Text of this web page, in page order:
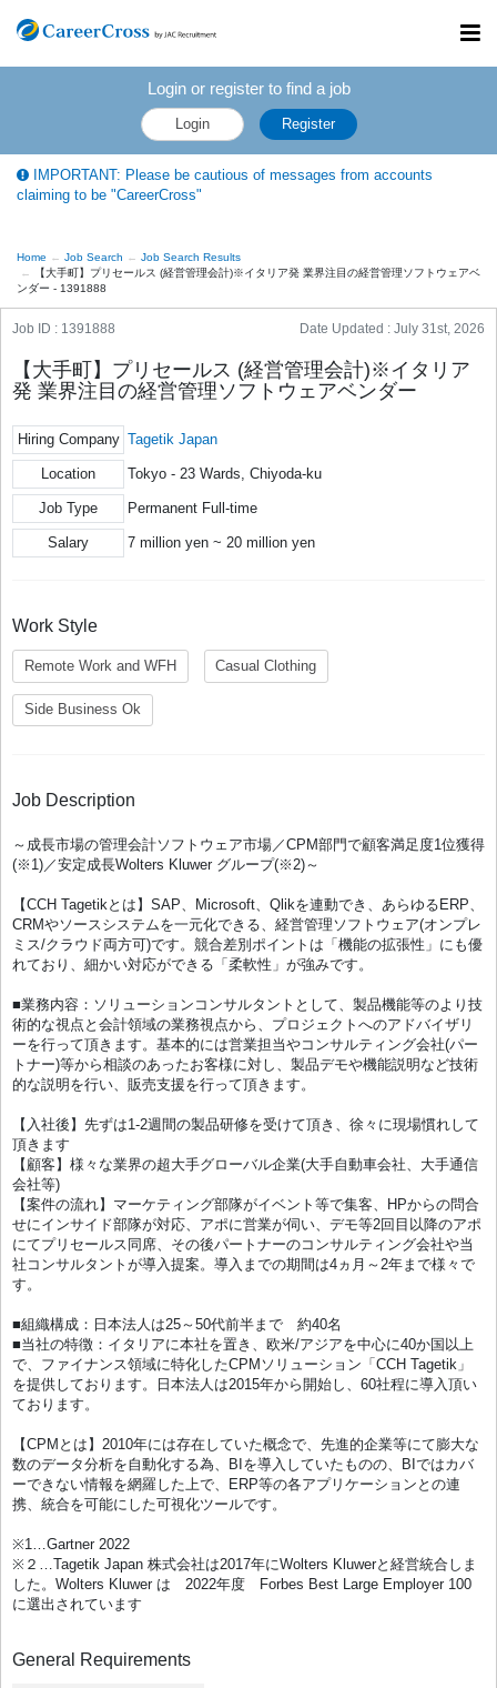
Login or register to find a job
Login Register
IMPORTANT: Please be cautious of messages from accounts
claiming to be "CareerCross"
Home Job Search
Job Search Results
【大手町】プリセールス (経営管理会計)※イタリア発 業界注目の経営管理ソフトウェアベ
ンダー - 1391888
Job ID : 1391888 Date Updated : July 31st, 2026
【大手町】プリセールス (経営管理会計)※イタリア
発 業界注目の経営管理ソフトウェアベンダー
Hiring Company Tagetik Japan
Location Tokyo - 23 Wards, Chiyoda-ku
Job Type Permanent Full-time
Salary 7 million yen ~ 20 million yen
Work Style
Remote Work and WFH Casual Clothing
Side Business Ok
Job Description
～成長市場の管理会計ソフトウェア市場／CPM部門で顧客満足度1位獲得
(※1)／安定成長Wolters Kluwer グループ(※2)～
【CCH Tagetikとは】SAP、Microsoft、Qlikを連動でき、あらゆるERP、
CRMやソースシステムを一元化できる、経営管理ソフトウェア(オンプレ
ミス/クラウド両方可)です。競合差別ポイントは「機能の拡張性」にも優
れており、細かい対応ができる「柔軟性」が強みです。
■業務内容：ソリューションコンサルタントとして、製品機能等のより技
術的な視点と会計領域の業務視点から、プロジェクトへのアドバイザリ
ーを行って頂きます。基本的には営業担当やコンサルティング会社(パー
トナー)等から相談のあったお客様に対し、製品デモや機能説明など技術
的な説明を行い、販売支援を行って頂きます。
【入社後】先ずは1-2週間の製品研修を受けて頂き、徐々に現場慣れして
頂きます
【顧客】様々な業界の超大手グローバル企業(大手自動車会社、大手通信
会社等)
【案件の流れ】マーケティング部隊がイベント等で集客、HPからの問合
せにインサイド部隊が対応、アポに営業が伺い、デモ等2回目以降のアポ
にてプリセールス同席、その後パートナーのコンサルティング会社や当
社コンサルタントが導入提案。導入までの期間は4ヵ月～2年まで様々で
す。
■組織構成：日本法人は25～50代前半まで 約40名
■当社の特徴：イタリアに本社を置き、欧米/アジアを中心に40か国以上
で、ファイナンス領域に特化したCPMソリューション「CCH Tagetik」
を提供しております。日本法人は2015年から開始し、60社程に導入頂い
ております。
【CPMとは】2010年には存在していた概念で、先進的企業等にて膨大な
数のデータ分析を自動化する為、BIを導入していたものの、BIではカバ
ーできない情報を網羅した上で、ERP等の各アプリケーションとの連
携、統合を可能にした可視化ツールです。
※1…Gartner 2022
※２…Tagetik Japan 株式会社は2017年にWolters Kluwerと経営統合しま
した。Wolters Kluwer は 2022年度 Forbes Best Large Employer 100
に選出されています
General Requirements